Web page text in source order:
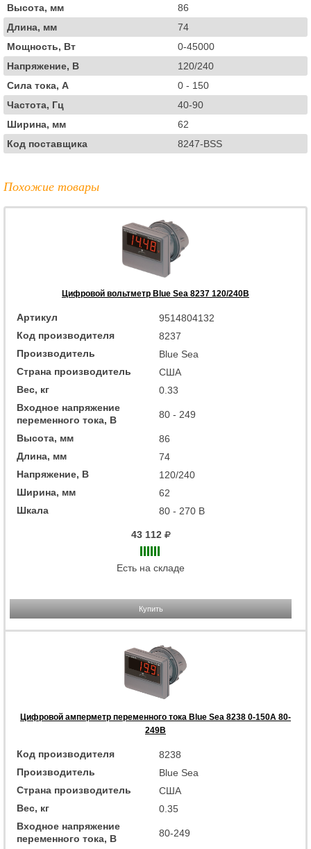
Высота, мм
86
Длина, мм
74
Мощность, Вт
0-45000
Напряжение, В
120/240
Сила тока, А
0 - 150
Частота, Гц
40-90
Ширина, мм
62
Код поставщика
8247-BSS
Похожие товары
Цифровой вольтметр Blue Sea 8237 120/240В
Артикул
9514804132
Код производителя
8237
Производитель
Blue Sea
Страна производитель
США
Вес, кг
0.33
Входное напряжение
переменного тока, В
80 - 249
Высота, мм
86
Длина, мм
74
Напряжение, В
120/240
Ширина, мм
62
Шкала
80 - 270 В
43 112
Есть на складе
Купить
Цифровой амперметр переменного тока Blue Sea 8238 0-150А 80-
249В
Код производителя
8238
Производитель
Blue Sea
Страна производитель
США
Вес, кг
0.35
Входное напряжение
переменного тока, В
80-249